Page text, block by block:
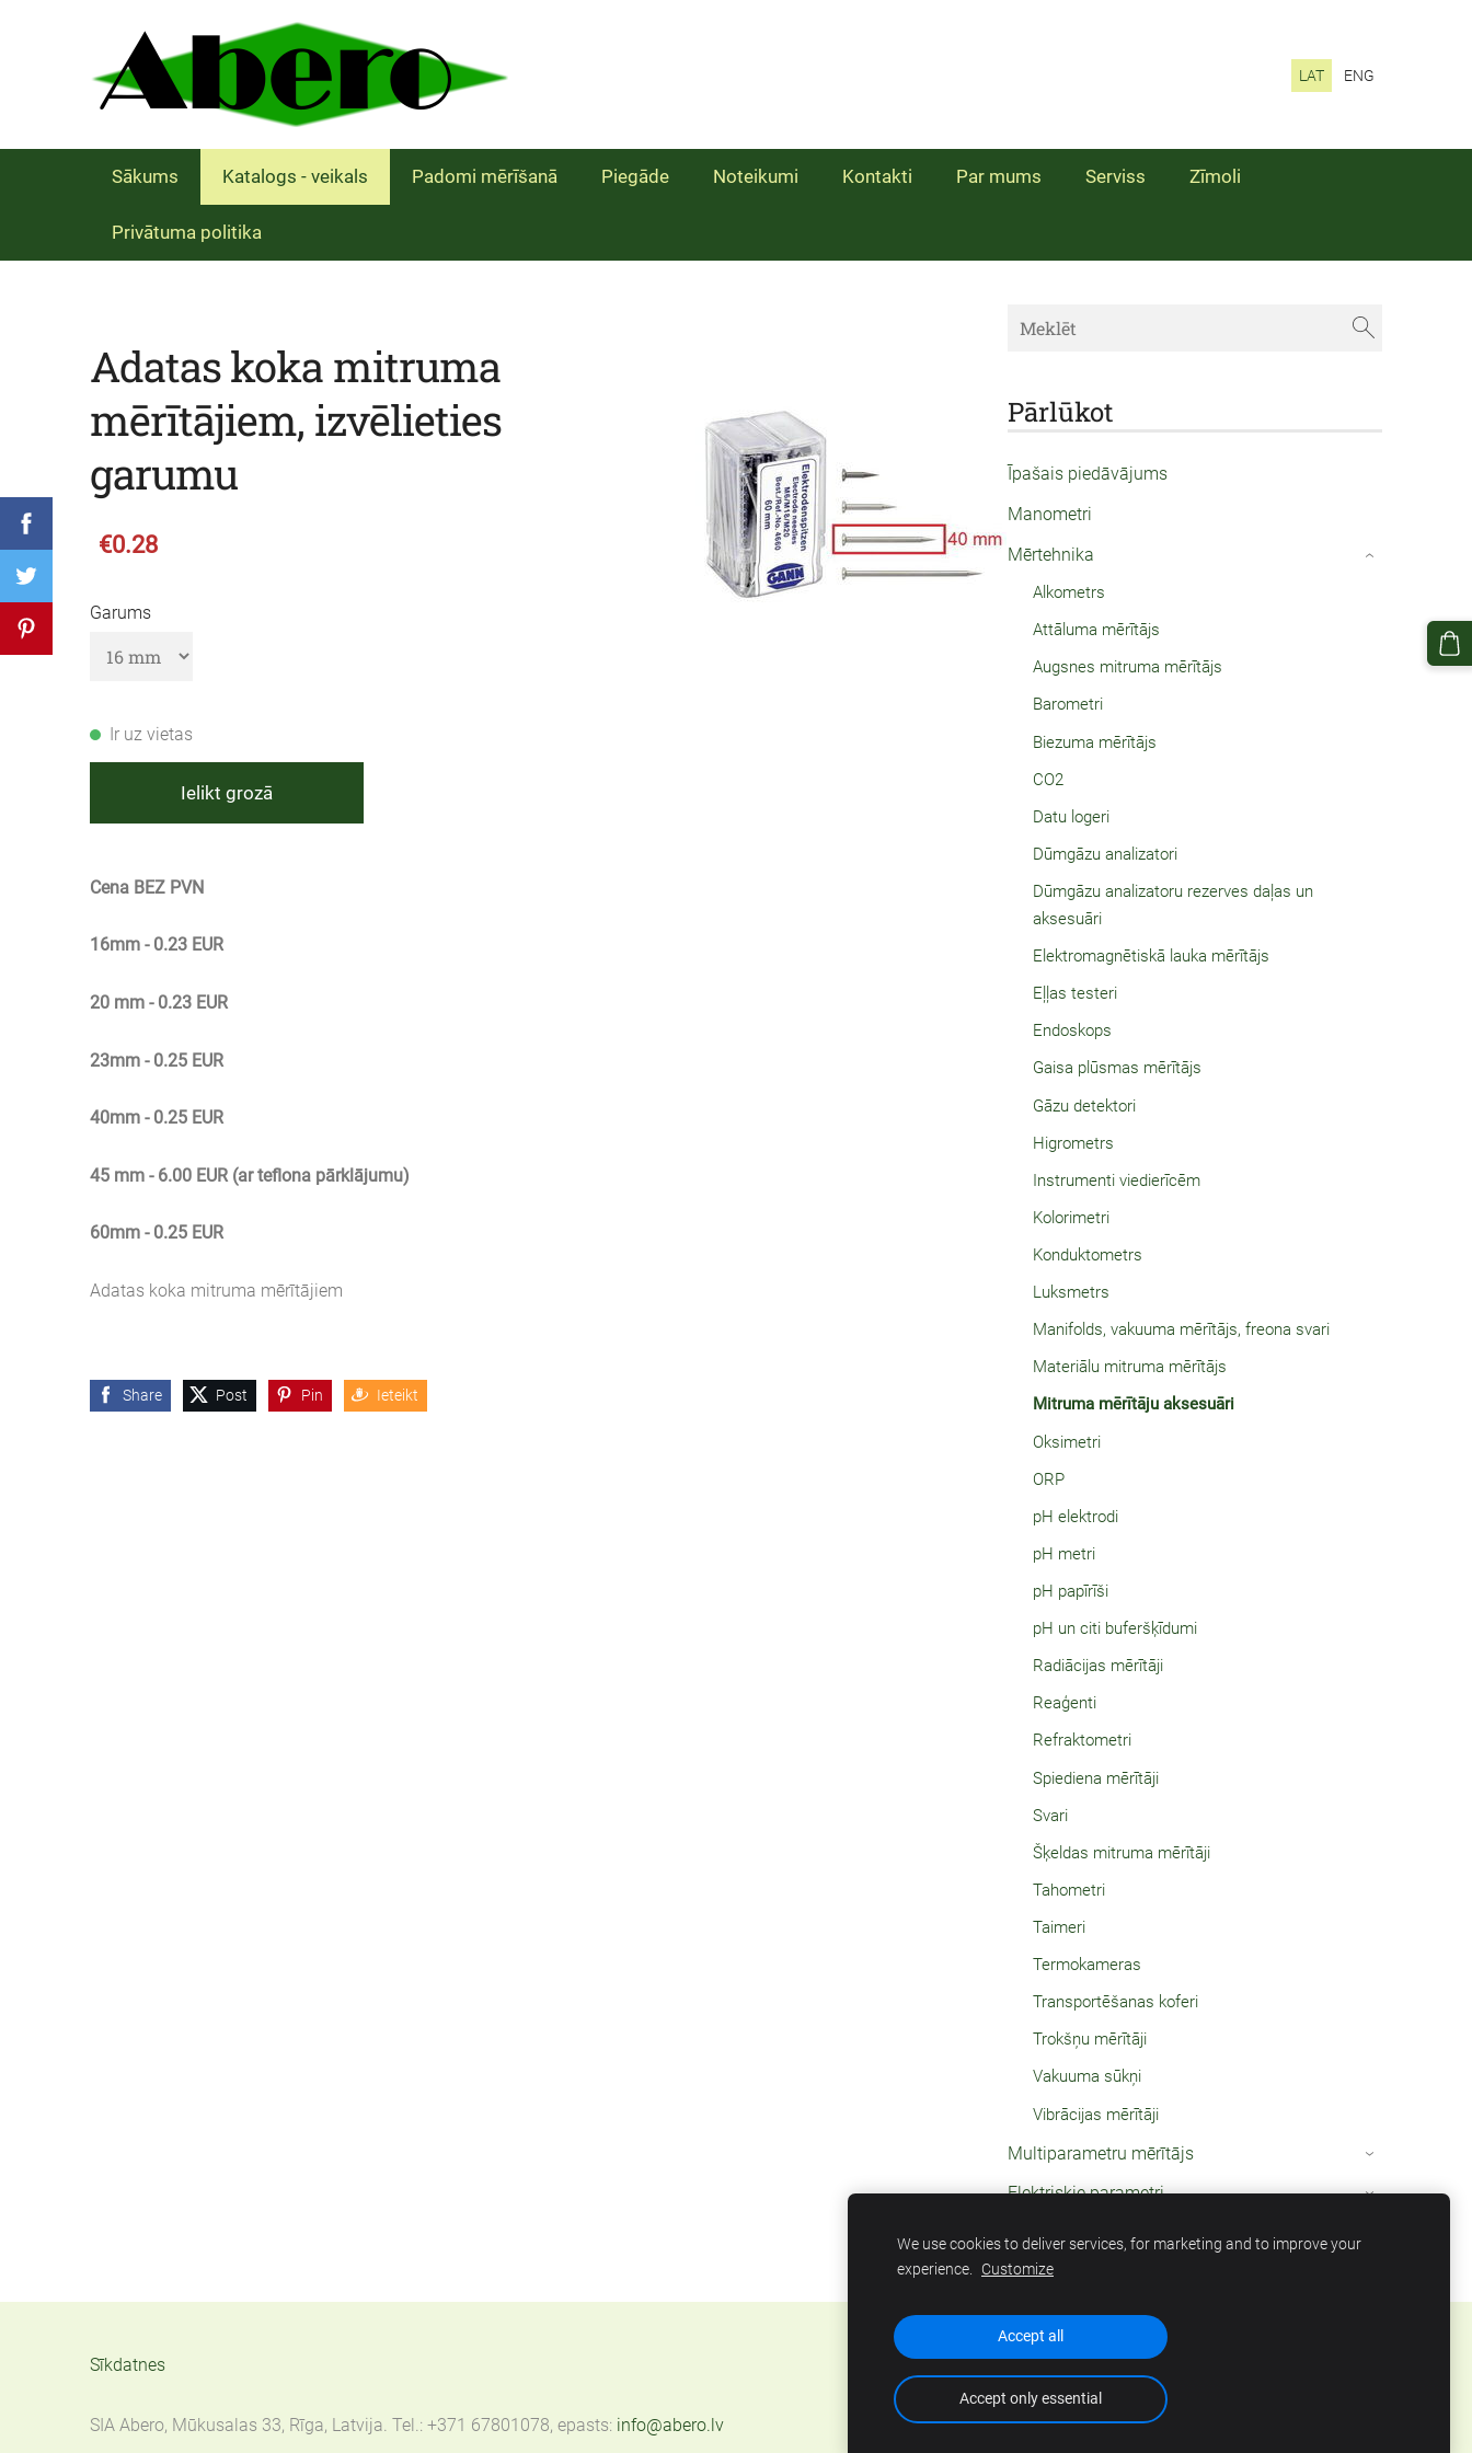
LAT ENG
Sākums Katalogs - veikals Padomi mērīšanā Piegāde Noteikumi Kontakti Par mums Serviss Zīmoli
Privātuma politika
Pārlūkot
Īpašais piedāvājums
Manometri
Mērtehnika
Alkometrs
Attāluma mērītājs
Augsnes mitruma mērītājs
Barometri
Biezuma mērītājs
CO2
Datu logeri
Dūmgāzu analizatori
Dūmgāzu analizatoru rezerves daļas un
aksesuāri
Elektromagnētiskā lauka mērītājs
Eļļas testeri
Endoskops
Gaisa plūsmas mērītājs
Gāzu detektori
Higrometrs
Instrumenti viedierīcēm
Kolorimetri
Konduktometrs
Luksmetrs
Manifolds, vakuuma mērītājs, freona svari
Materiālu mitruma mērītājs
Mitruma mērītāju aksesuāri
Oksimetri
ORP
pH elektrodi
pH metri
pH papīrīši
pH un citi buferšķīdumi
Radiācijas mērītāji
Reaģenti
Refraktometri
Spiediena mērītāji
Svari
Šķeldas mitruma mērītāji
Tahometri
Taimeri
Termokameras
Transportēšanas koferi
Trokšņu mērītāji
Vakuuma sūkņi
Vibrācijas mērītāji
›
Multiparametru mērītājs ›
Elektriskie parametri ›
Termometri
Adatas koka mitruma
mērītājiem, izvēlieties
garumu
€0.28
Garums
Ir uz vietas
Ielikt grozā
Cena BEZ PVN
16mm - 0.23 EUR
20 mm - 0.23 EUR
23mm - 0.25 EUR
40mm - 0.25 EUR
45 mm - 6.00 EUR (ar teflona pārklājumu)
60mm - 0.25 EUR
Adatas koka mitruma mērītājiem
Share Post Pin Ieteikt
Sīkdatnes
SIA Abero, Mūkusalas 33, Rīga, Latvija. Tel.: +371 67801078, epasts: info@abero.lv
We use cookies to deliver services, for marketing and to improve your
experience. Customize
Accept all
Accept only essential